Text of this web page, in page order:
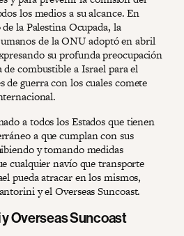
los medios a su alcance. En
la Palestina Ocupada, la
de la ONU adoptó en abril
su profunda preocupación
combustible a Israel para el
de guerra con los cuales comete
a todos los Estados que tienen
a que cumplan con sus
y tomando medidas
cualquier navío que transporte
pueda atracar en los mismos,
y el Overseas Suncoast.
Overseas Suncoast